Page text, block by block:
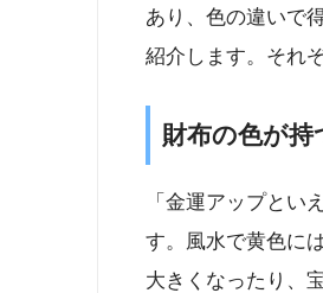
あり、色の違いで
紹介します。それ
財布の色が持
「金運アップとい
す。風水で黄色には
大きくなったり、